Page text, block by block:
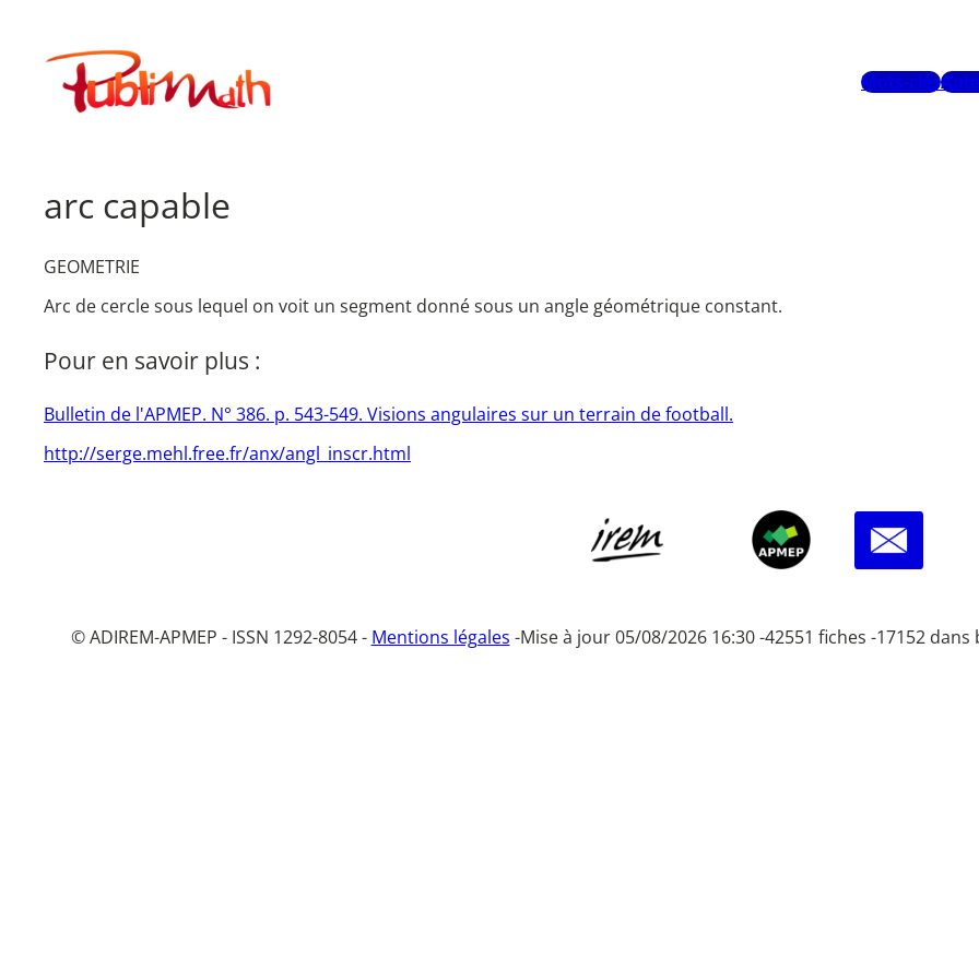
contenuPublimath
Mots-clés
arc capable
GEOMETRIE
Arc de cercle sous lequel on voit un segment donné sous un angle géométrique constant.
Pour en savoir plus :
Bulletin de l'APMEP. N° 386. p. 543-549. Visions angulaires sur un terrain de football.
http://serge.mehl.free.fr/anx/angl_inscr.html
© ADIREM-APMEP - ISSN 1292-8054 - Mentions légales -Mise à jour 05/08/2026 16:30 -42551 fiches -17152